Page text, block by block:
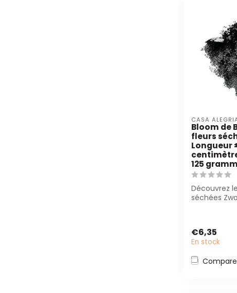
CASA
Bloom de
fleurs
Longueur
125
Découvrez
séchées
€6,35
En stock